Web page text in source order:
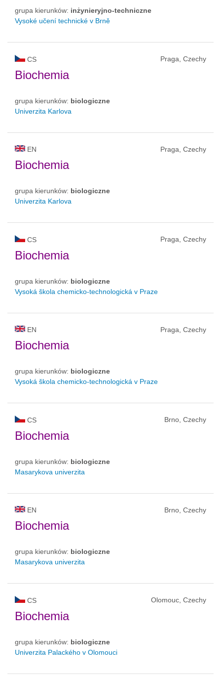
grupa kierunków: inżynieryjno-techniczne
Vysoké učení technické v Brně
CS Praga, Czechy
Biochemia
grupa kierunków: biologiczne
Univerzita Karlova
EN Praga, Czechy
Biochemia
grupa kierunków: biologiczne
Univerzita Karlova
CS Praga, Czechy
Biochemia
grupa kierunków: biologiczne
Vysoká škola chemicko-technologická v Praze
EN Praga, Czechy
Biochemia
grupa kierunków: biologiczne
Vysoká škola chemicko-technologická v Praze
CS Brno, Czechy
Biochemia
grupa kierunków: biologiczne
Masarykova univerzita
EN Brno, Czechy
Biochemia
grupa kierunków: biologiczne
Masarykova univerzita
CS Olomouc, Czechy
Biochemia
grupa kierunków: biologiczne
Univerzita Palackého v Olomouci